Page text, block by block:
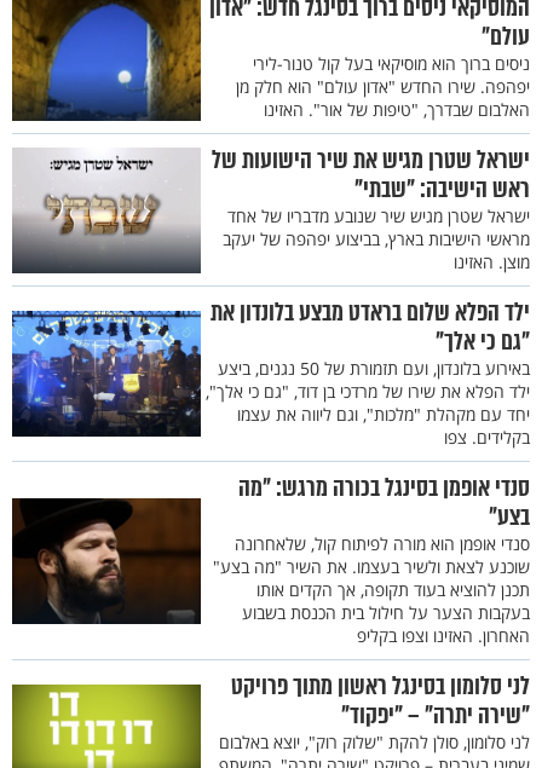
המוסיקאי ניסים ברוך בסינגל חדש: "אדון
עולם"
ניסים ברוך הוא מוסיקאי בעל קול טנור-לירי
יפהפה. שירו החדש "אדון עולם" הוא חלק מן
האלבום שבדרך, "טיפות של אור". האזינו
ישראל שטרן מגיש את שיר הישועות של
ראש הישיבה: "שבתי"
ישראל שטרן מגיש שיר שנובע מדבריו של אחד
מראשי הישיבות בארץ, בביצוע יפהפה של יעקב
מוצן. האזינו
ילד הפלא שלום בראדט מבצע בלונדון את
"גם כי אלך"
באירוע בלונדון, ועם תזמורת של 50 נגנים, ביצע
ילד הפלא את שירו של מרדכי בן דוד, "גם כי אלך",
יחד עם מקהלת "מלכות", וגם ליווה את עצמו
בקלידים. צפו
סנדי אופמן בסינגל בכורה מרגש: "מה
בצע"
סנדי אופמן הוא מורה לפיתוח קול, שלאחרונה
שוכנע לצאת ולשיר בעצמו. את השיר "מה בצע"
תכנן להוציא בעוד תקופה, אך הקדים אותו
בעקבות הצער על חילול בית הכנסת בשבוע
האחרון. האזינו וצפו בקליפ
לני סלומון בסינגל ראשון מתוך פרויקט
"שירה יתרה" – "יפקוד"
לני סלומון, סולן להקת "שלוק רוק", יוצא באלבום